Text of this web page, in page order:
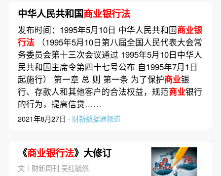
中华人民共和国商业银行法
发布时间：1995年5月10日 中华人民共和国商业银
行法（1995年5月10日第八届全国人民代表大会常
务委员会第十三次会议通过 1995年5月10日中华人
民共和国主席令第四十七号公布 自1995年7月1日
起施行） 第一章 总 则 第一条 为了保护商业银
行、存款人和其他客户的合法权益，规范商业银行
的行为，提高信贷……
2021年8月27日 · 财新数据通频道
《商业银行法》大修订
文｜财新周刊 吴红毓然